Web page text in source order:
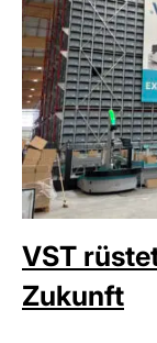
VST
Zukunft